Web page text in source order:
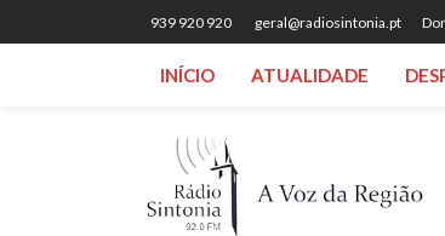
939 920 920 geral@radiosintonia.pt
INÍCIO ATUALIDADE